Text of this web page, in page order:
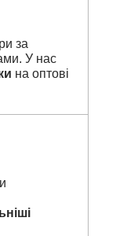
за
У нас
на оптові